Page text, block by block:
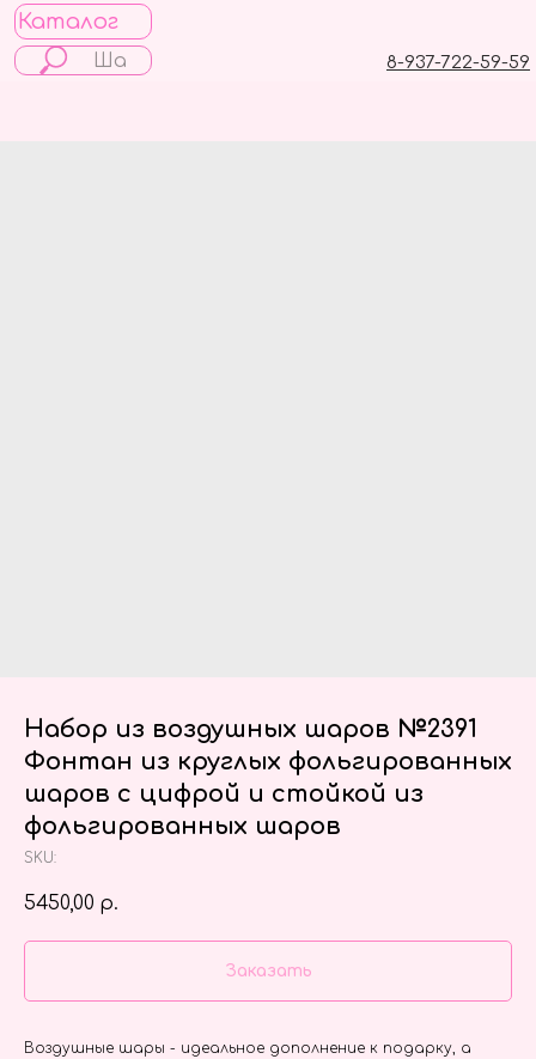
Каталог
8-937-722-59-59
Набор из воздушных шаров №2391
Фонтан из круглых фольгированных
шаров с цифрой и стойкой из
фольгированных шаров
SKU:
5450,00 р.
Заказать
Воздушные шары - идеальное дополнение к подарку, а